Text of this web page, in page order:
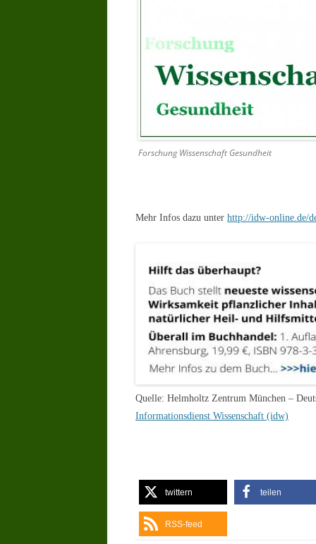
Forschung Wissenschaft Gesundheit
Mehr Infos dazu unter http://idw-online.de/
Quelle: Helmholtz Zentrum München –
Informationsdienst Wissenschaft (idw)
twittern teilen
RSS-feed